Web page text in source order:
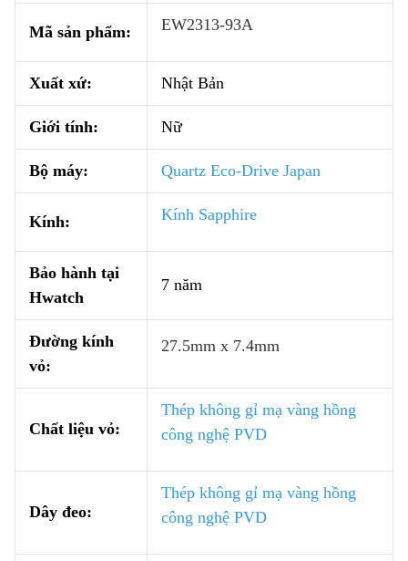
Mã sản phẩm: EW2313-93A
Xuất xứ: Nhật Bản
Giới tính: Nữ
Bộ máy: Quartz Eco-Drive Japan
Kính: Kính Sapphire
Bảo hành tại
Hwatch
7 năm
Đường kính
vỏ:
27.5mm x 7.4mm
Chất liệu vỏ:
Thép không gỉ mạ vàng hồng
công nghệ PVD
Dây đeo:
Thép không gỉ mạ vàng hồng
công nghệ PVD